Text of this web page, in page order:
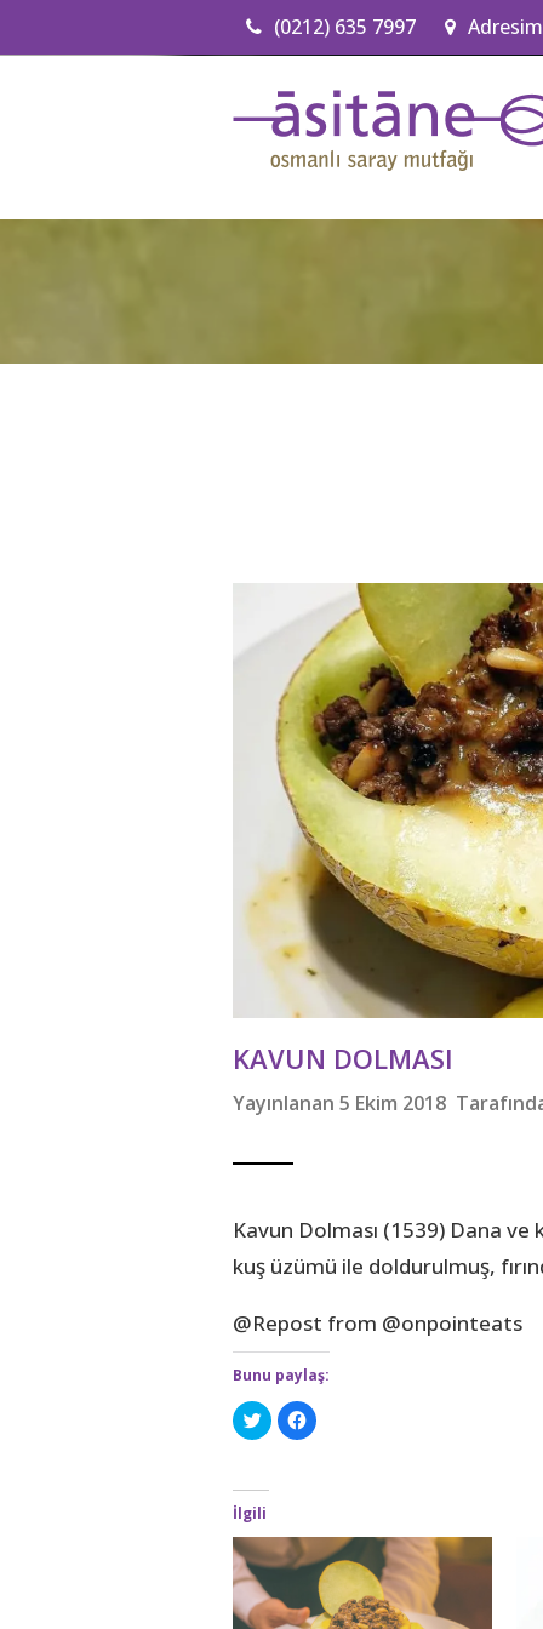
(0212) 635 7997
KAVUN DOLMASI
Yayınlanan 5 Ekim 2018
Kavun Dolması (1539) Dana
kuş üzümü ile doldurulmuş,
@Repost from @onpointeats
Bunu paylaş:
T
w
e
r
ü
z
e
r
n
d
e
F
a
'
a
y
l
İlgili